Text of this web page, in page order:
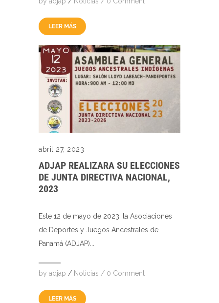
LEER MÁS
abril 27, 2023
ADJAP REALIZARA SU ELECCIONES
DE JUNTA DIRECTIVA NACIONAL,
2023
Este 12 de mayo de 2023, la Asociaciones
de Deportes y Juegos Ancestrales de
Panamá (ADJAP)...
by adjap / Noticias / 0 Comment
LEER MÁS